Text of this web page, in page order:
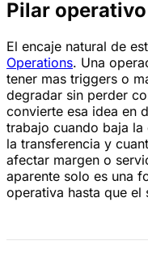
Pilar operativo
El encaje natural de
Operations. Una
tener mas triggers o
degradar sin perder
convierte esa idea en
trabajo cuando baja
la transferencia y
afectar margen o
aparente solo es una
operativa hasta que